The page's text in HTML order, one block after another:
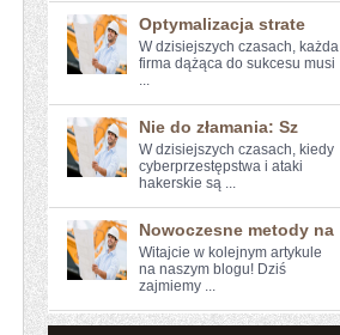
Optymalizacja strate
W dzisiejszych czasach, każda
firma dążąca do sukcesu musi
...
Nie do złamania: Sz
W ‍dzisiejszych czasach, kiedy
cyberprzestępstwa i ‌ataki
hakerskie są ...
Nowoczesne metody na
Witajcie w kolejnym artykule⁤
na naszym blogu! Dziś
zajmiemy ...